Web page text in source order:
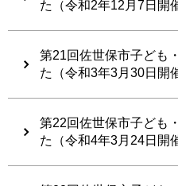
た（令和2年12月7日開
第21回佐世保市子ども
た（令和3年3月30日開
第22回佐世保市子ども
た（令和4年3月24日開